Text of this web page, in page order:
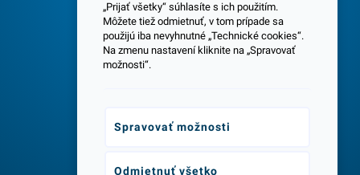
Centrála a predajňa v Senci
„Prijať všetky“ súhlasíte s ich použitím.
Môžete tiež odmietnuť, v tom prípade sa
použijú iba nevyhnutné „Technické cookies“.
Na zmenu nastavení kliknite na „Spravovať
možnosti“.
Spravovať možnosti
Odmietnuť všetko